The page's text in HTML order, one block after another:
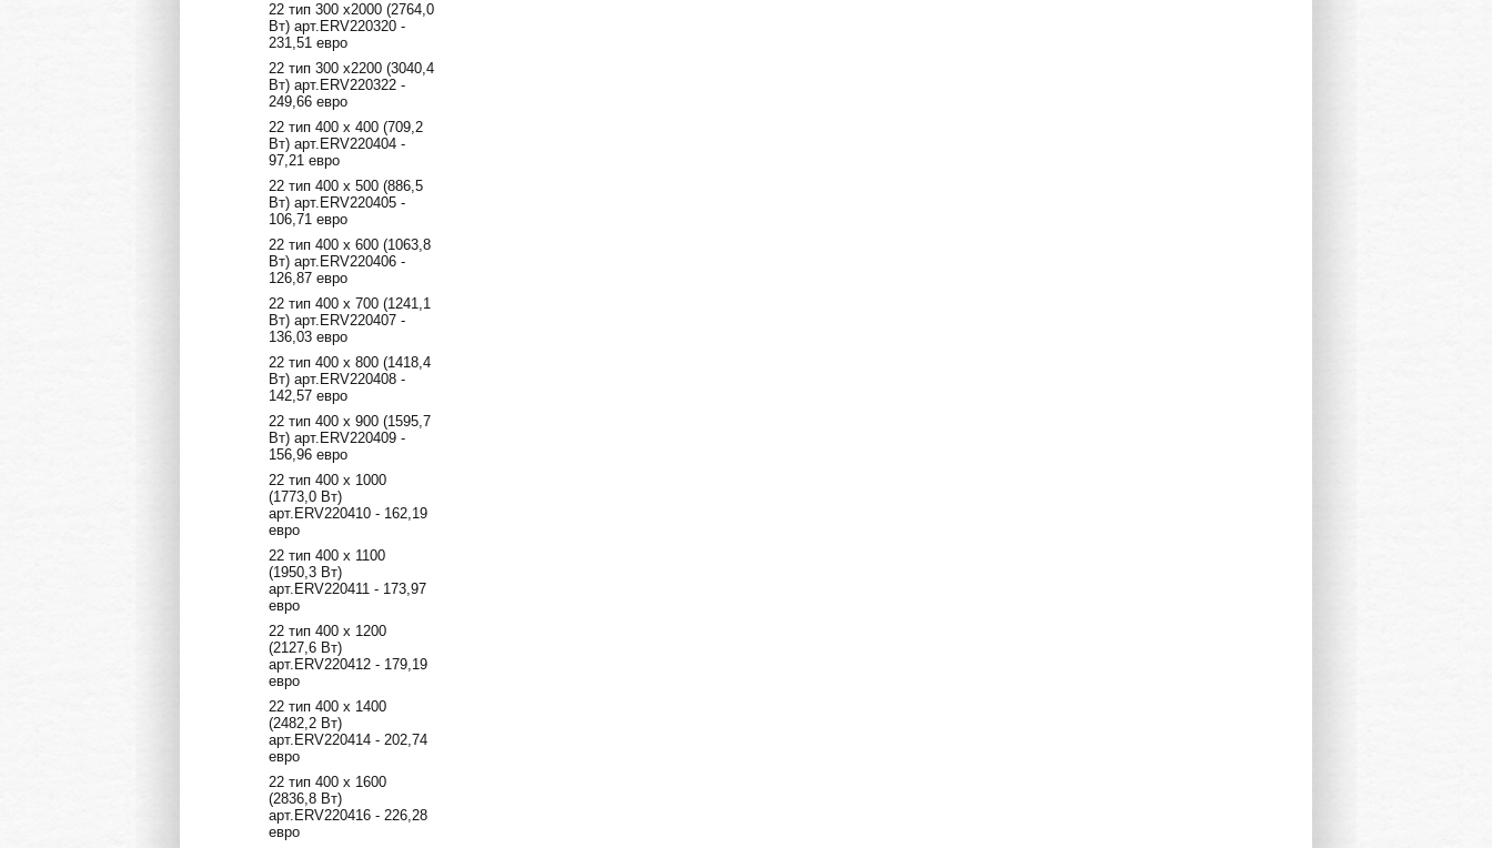
22 тип 300 х2000 (2764,0
Вт) арт.ERV220320 -
231,51 евро
22 тип 300 х2200 (3040,4
Вт) арт.ERV220322 -
249,66 евро
22 тип 400 х 400 (709,2
Вт) арт.ERV220404 -
97,21 евро
22 тип 400 х 500 (886,5
Вт) арт.ERV220405 -
106,71 евро
22 тип 400 х 600 (1063,8
Вт) арт.ERV220406 -
126,87 евро
22 тип 400 х 700 (1241,1
Вт) арт.ERV220407 -
136,03 евро
22 тип 400 х 800 (1418,4
Вт) арт.ERV220408 -
142,57 евро
22 тип 400 х 900 (1595,7
Вт) арт.ERV220409 -
156,96 евро
22 тип 400 х 1000
(1773,0 Вт)
арт.ERV220410 - 162,19
евро
22 тип 400 х 1100
(1950,3 Вт)
арт.ERV220411 - 173,97
евро
22 тип 400 х 1200
(2127,6 Вт)
арт.ERV220412 - 179,19
евро
22 тип 400 х 1400
(2482,2 Вт)
арт.ERV220414 - 202,74
евро
22 тип 400 х 1600
(2836,8 Вт)
арт.ERV220416 - 226,28
евро